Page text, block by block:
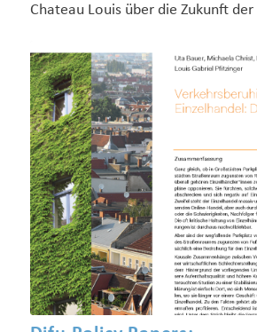
Chateau Louis über die Zukunft